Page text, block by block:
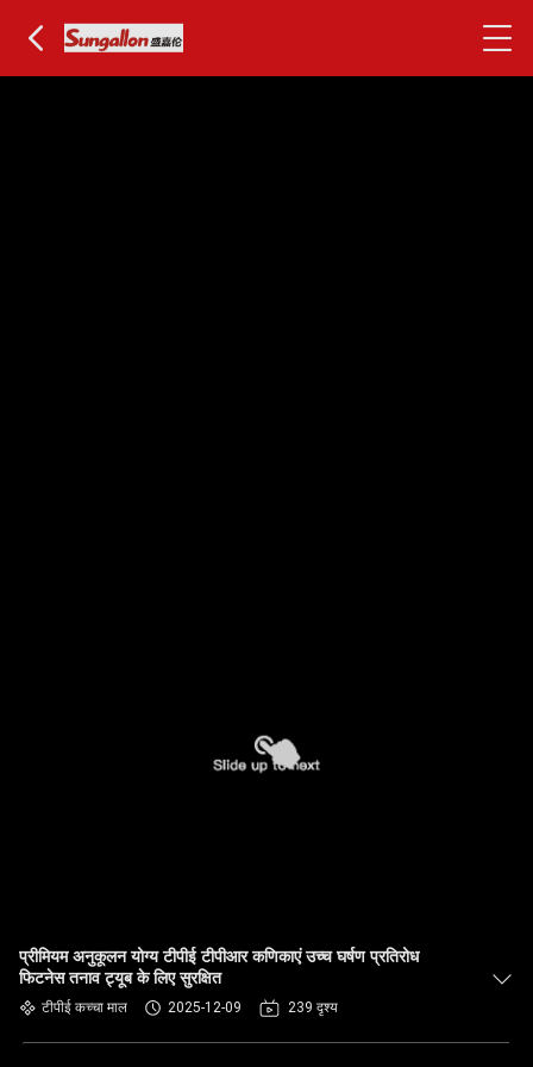
प्रीमियम अनुकूलन योग्य टीपीई टीपीआर कणिकाएं उच्च घर्षण प्रतिरोध
फिटनेस तनाव ट्यूब के लिए सुरक्षित
टीपीई कच्चा माल 2025-12-09 239 दृश्य